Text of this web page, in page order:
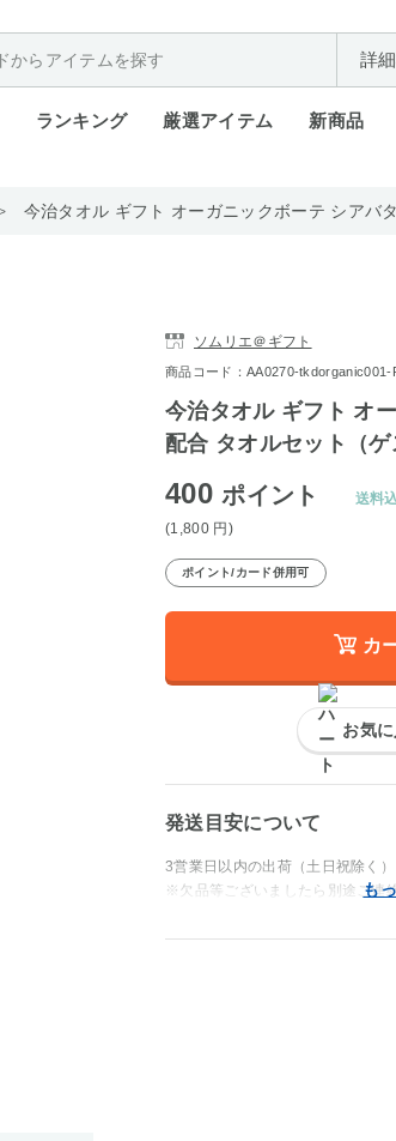
詳
ランキング 厳選アイテム 新商品
今治タオル ギフト オーガニックボーテ シアバ
ソムリエ＠ギフト
商品コード：AA0270-tkdorganic001-
今治タオル ギフト オ
配合 タオルセット（ゲ
400ポイント
(1,800 円 )
送料
ポイント/カード併用可
カ
お気
発送目安について
3営業日以内の出荷（土日祝除く）
※欠品等ございましたら別途ご連